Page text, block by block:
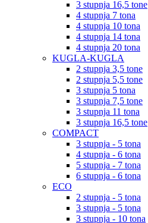
3 stupnja 16,5 tone
4 stupnja 7 tona
4 stupnja 10 tona
4 stupnja 14 tona
4 stupnja 20 tona
KUGLA-KUGLA
2 stupnja 3,5 tone
2 stupnja 5,5 tone
3 stupnja 5 tona
3 stupnja 7,5 tone
3 stupnja 11 tona
3 stupnja 16,5 tone
COMPACT
3 stupnja - 5 tona
4 stupnja - 6 tona
5 stupnja - 7 tona
6 stupnja - 6 tona
ECO
2 stupnja - 5 tona
3 stupnja - 5 tona
3 stupnja - 10 tona